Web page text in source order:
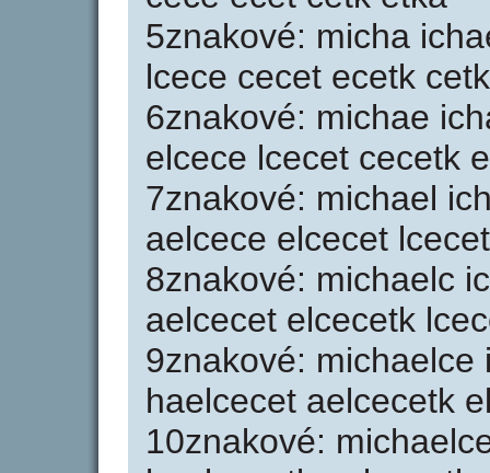
5znakové: micha
lcece cecet ecetk
6znakové: michae
elcece lcecet cecetk
7znakové: michael
aelcece elcecet
8znakové: michaelc
aelcecet elcecetk
9znakové: michaelce
haelcecet aelcecetk
10znakové: